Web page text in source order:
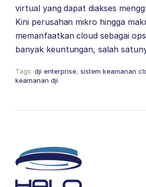
virtual yang dapat diakses
Kini perusahan mikro hingga
memanfaatkan cloud sebagai
banyak keuntungan, salah
Tags: dji enterprise, sistem keamanan
keamanan dji